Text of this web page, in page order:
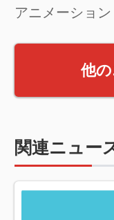
アニメーション
他
関連ニュー